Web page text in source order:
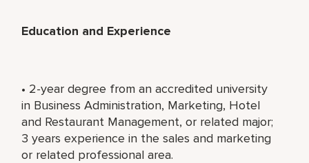
Education and Experience
• 2-year degree from an accredited university
in Business Administration, Marketing, Hotel
and Restaurant Management, or related major;
3 years experience in the sales and marketing
or related professional area.